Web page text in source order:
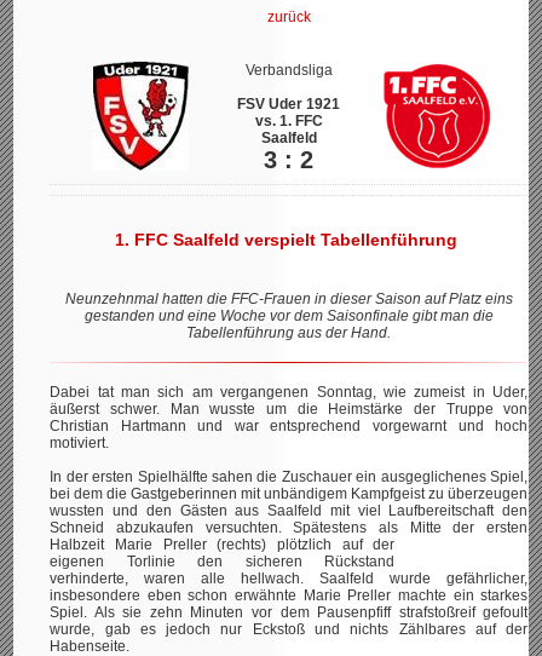
zurück
Verbandsliga
FSV Uder 1921
vs. 1. FFC
Saalfeld
3 : 2
1. FFC Saalfeld verspielt Tabellenführung
Neunzehnmal hatten die FFC-Frauen in dieser Saison auf Platz eins
gestanden und eine Woche vor dem Saisonfinale gibt man die
Tabellenführung aus der Hand.
Dabei tat man sich am vergangenen Sonntag, wie zumeist in Uder,
äußerst schwer. Man wusste um die Heimstärke der Truppe von
Christian Hartmann und war entsprechend vorgewarnt und hoch
motiviert.
In der ersten Spielhälfte sahen die Zuschauer ein ausgeglichenes Spiel,
bei dem die Gastgeberinnen mit unbändigem Kampfgeist zu überzeugen
wussten und den Gästen aus Saalfeld mit viel Laufbereitschaft den
Schneid abzukaufen versuchten. Spätestens als Mitte der ersten
Halbzeit Marie Preller (rechts) plötzlich auf der
eigenen Torlinie den sicheren Rückstand
verhinderte, waren alle hellwach. Saalfeld wurde gefährlicher,
insbesondere eben schon erwähnte Marie Preller machte ein starkes
Spiel. Als sie zehn Minuten vor dem Pausenpfiff strafstoßreif gefoult
wurde, gab es jedoch nur Eckstoß und nichts Zählbares auf der
Habenseite.